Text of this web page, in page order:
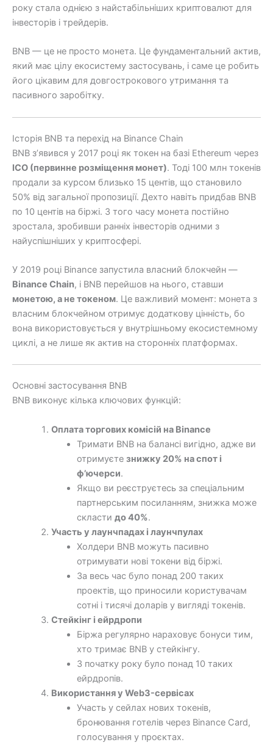
року стала однією з найстабільніших криптовалют для
інвесторів і трейдерів.
BNB — це не просто монета. Це фундаментальний актив,
який має цілу екосистему застосувань, і саме це робить
його цікавим для довгострокового утримання та
пасивного заробітку.
Історія BNB та перехід на Binance Chain
BNB з’явився у 2017 році як токен на базі Ethereum через
ICO (первинне розміщення монет). Тоді 100 млн токенів
продали за курсом близько 15 центів, що становило
50% від загальної пропозиції. Дехто навіть придбав BNB
по 10 центів на біржі. З того часу монета постійно
зростала, зробивши ранніх інвесторів одними з
найуспішніших у криптосфері.
У 2019 році Binance запустила власний блокчейн —
Binance Chain, і BNB перейшов на нього, ставши
монетою, а не токеном. Це важливий момент: монета з
власним блокчейном отримує додаткову цінність, бо
вона використовується у внутрішньому екосистемному
циклі, а не лише як актив на сторонніх платформах.
Основні застосування BNB
BNB виконує кілька ключових функцій:
Оплата торгових комісій на Binance
Тримати BNB на балансі вигідно, адже ви
отримуєте знижку 20% на спот і
ф’ючерси.
Якщо ви реєструєтесь за спеціальним
партнерським посиланням, знижка може
скласти до 40%.
Участь у лаунчпадах і лаунчпулах
Холдери BNB можуть пасивно
отримувати нові токени від біржі.
За весь час було понад 200 таких
проектів, що приносили користувачам
сотні і тисячі доларів у вигляді токенів.
Стейкінг і ейрдропи
Біржа регулярно нараховує бонуси тим,
хто тримає BNB у стейкінгу.
З початку року було понад 10 таких
ейрдропів.
Використання у Web3-сервісах
Участь у сейлах нових токенів,
бронювання готелів через Binance Card,
голосування у проєктах.